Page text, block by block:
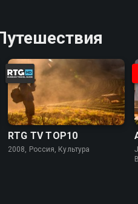
RTG TV TOP10
2008, Россия, Культура